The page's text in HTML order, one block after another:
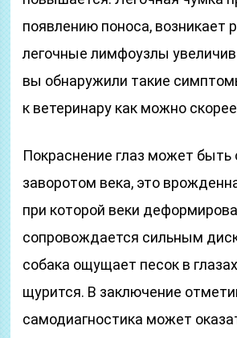
появлению поноса, возникает
легочные лимфоузлы
вы обнаружили такие
к ветеринару как можно
Покраснение глаз может быть
заворотом века, это
при которой веки
сопровождается сильным
собака ощущает песок в
щурится. В заключение
самодиагностика может